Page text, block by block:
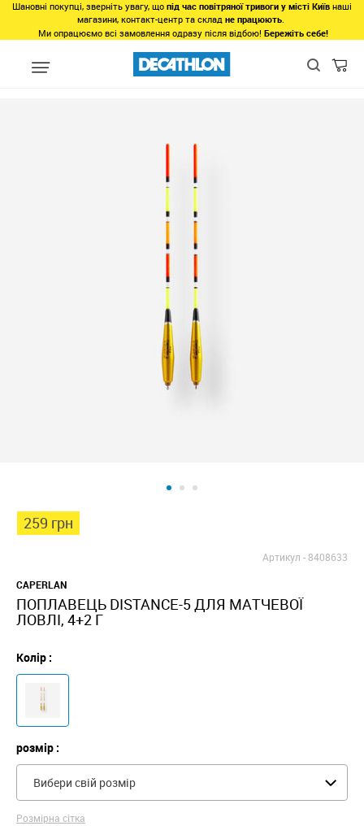
Шановні покупці, зверніть увагу, що під час повітряної тривоги у місті Київ наші
магазини, контакт-центр та склад не працюють.
Ми опрацюємо всі замовлення одразу після відбою! Бережіть себе!
Популярне Товари 500-1000грн ПОПЛАВЕЦЬ DISTANCE-5
259 грн
Артикул -8408633
CAPERLAN
ПОПЛАВЕЦЬ DISTANCE-5 ДЛЯ МАТЧЕВОЇ
ЛОВЛІ, 4+2 Г
Колір :
розмір :
Вибери свій розмір
Розмірна сітка